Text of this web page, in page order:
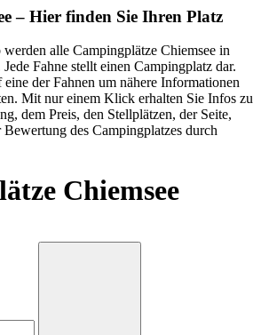
– Hier finden Sie Ihren Platz
alle Campingplätze Chiemsee in
Fahne stellt einen Campingplatz dar.
der Fahnen um nähere Informationen
Mit nur einem Klick erhalten Sie Infos zu
dem Preis, den Stellplätzen, der Seite,
des Campingplatzes durch
Chiemsee